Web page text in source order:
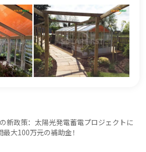
新政策：太陽光発電蓄電プロジェクトに
大100万元の補助金！